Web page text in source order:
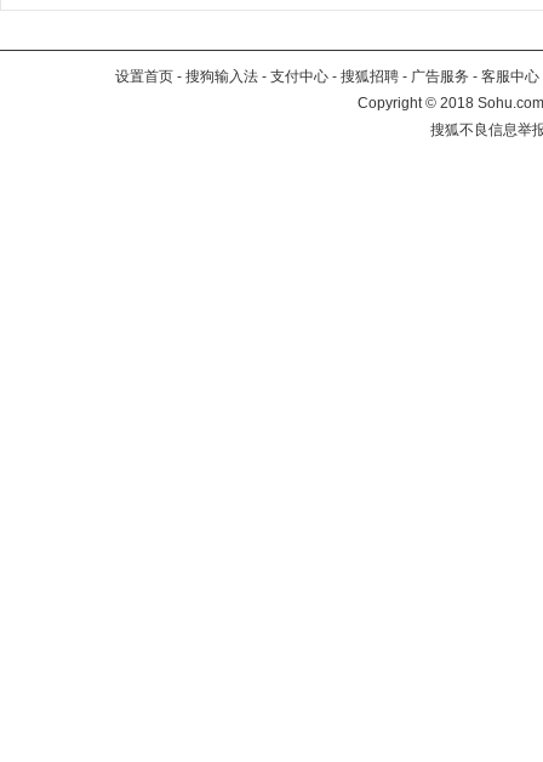
设置首页 - 搜狗输入法 - 支付中心 - 搜狐招聘 - 广告服务 - 客服中心
Copyright©2018
搜狐不良信息举